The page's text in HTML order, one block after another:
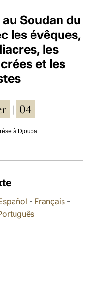
ESPAÑOL
DEUTSCH
POLSKI
العربيّة
LATINE
Soudan du
les évêques,
les
et les
04
à Djouba
- Français-